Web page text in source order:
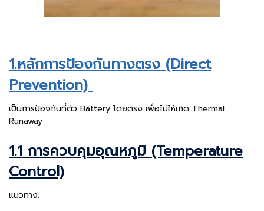
1.หลักการป้องกันทางตรง (Direct
Prevention)
เป็นการป้องกันที่ตัว Battery โดยตรง เพื่อไม่ให้เกิด Thermal
Runaway
1.1 การควบคุมอุณหภูมิ (Temperature
Control)
แนวทาง: